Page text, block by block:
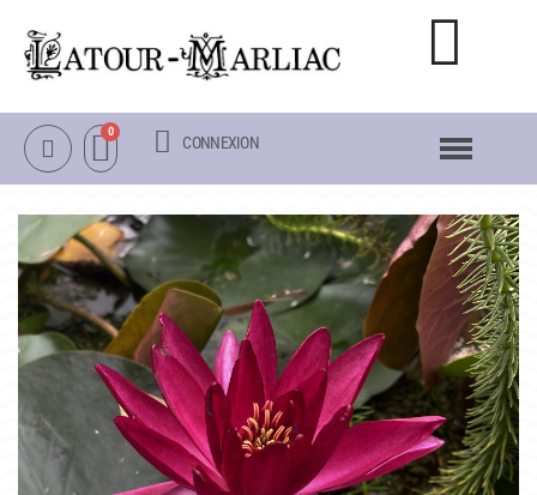
NOTRE CATALOGUE
NÉNUPHARS RUSTIQUES
NÉNUPHARS TROPICAUX
LOTUS
AUTRES PLANTES AQUATIQUES
PACKS & ACCESSOIRES
OBJETS
CONNEXION